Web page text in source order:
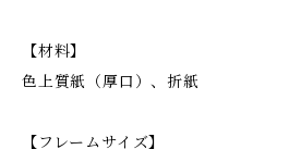
【材料】
色上質紙（厚口）、折紙
【フレームサイズ】